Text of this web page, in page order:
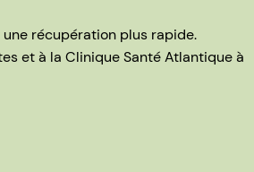
récupération plus rapide.
et à la Clinique Santé Atlantique à